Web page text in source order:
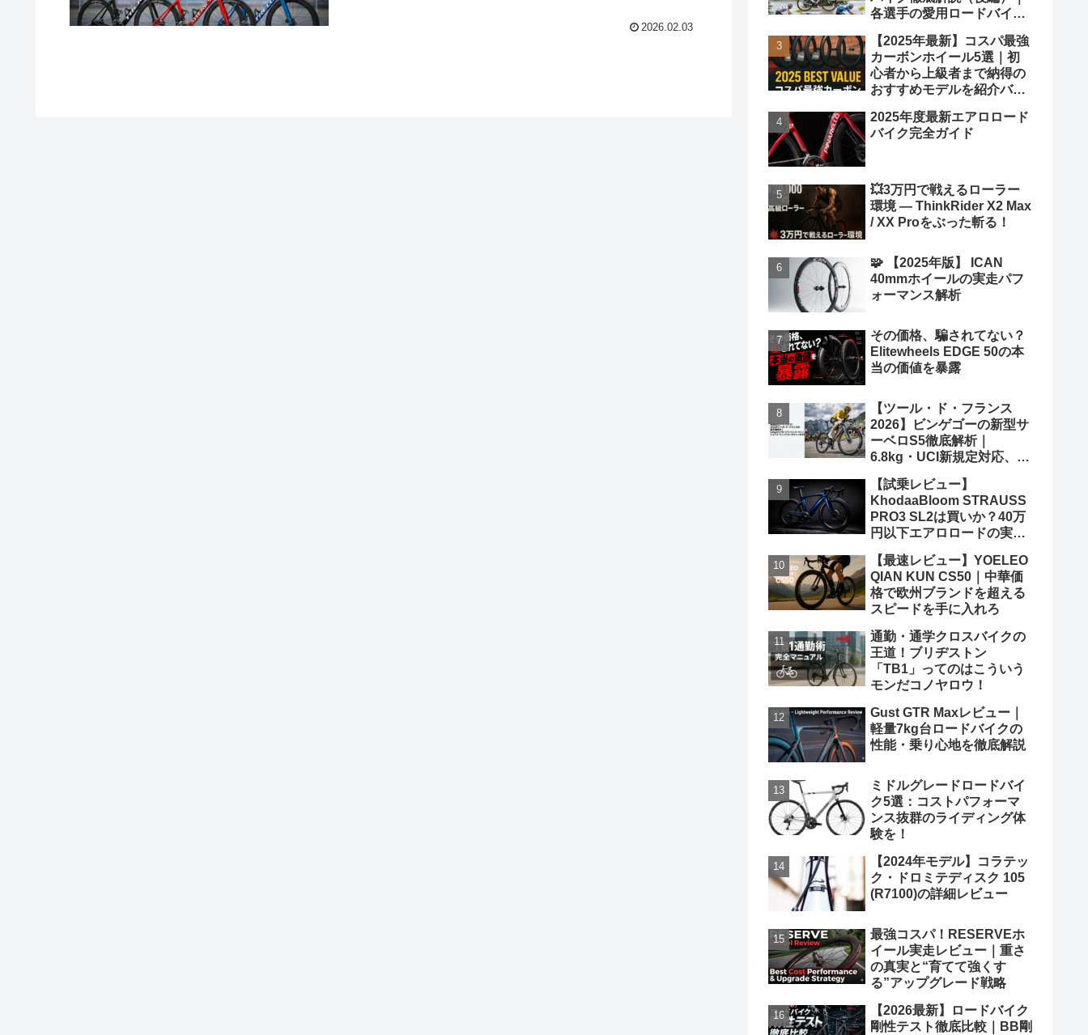
2026.02.03
各選手の愛用ロードバイク
【2025年最新】コスパ最強
カーボンホイール5選｜初
心者から上級者まで納得の
おすすめモデルを紹介バカ
2025年度最新エアロロード
バイク完全ガイド
💥3万円で戦えるローラー
環境 ― ThinkRider X2 Max
/ XX Proをぶった斬る！
🧩 【2025年版】 ICAN
40mmホイールの実走パフ
ォーマンス解析
その価格、騙されてない？
Elitewheels EDGE 50の本
当の価値を暴露
【ツール・ド・フランス
2026】ビンゲゴーの新型サ
ーベロS5徹底解析｜
6.8kg・UCI新規定対応、ポ
グランツールマシン
【試乗レビュー】
KhodaaBloom STRAUSS
PRO3 SL2は買いか？40万
円以下エアロロードの実力
斬る
【最速レビュー】YOELEO
QIAN KUN CS50｜中華価
格で欧州ブランドを超える
スピードを手に入れろ
通勤・通学クロスバイクの
王道！ブリヂストン
「TB1」ってのはこういう
モンだコノヤロウ！
Gust GTR Maxレビュー｜
軽量7kg台ロードバイクの
性能・乗り心地を徹底解説
ミドルグレードロードバイ
ク5選：コストパフォーマ
ンス抜群のライディング体
験を！
【2024年モデル】コラテッ
ク・ドロミテディスク 105
(R7100)の詳細レビュー
最強コスパ！RESERVEホ
イール実走レビュー｜重さ
の真実と“育てて強くす
る”アップグレード戦略
【2026最新】ロードバイク
剛性テスト徹底比較｜BB剛